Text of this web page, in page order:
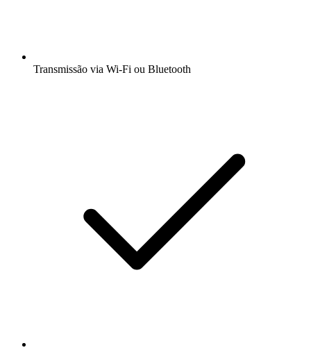
Transmissão via Wi-Fi ou Bluetooth